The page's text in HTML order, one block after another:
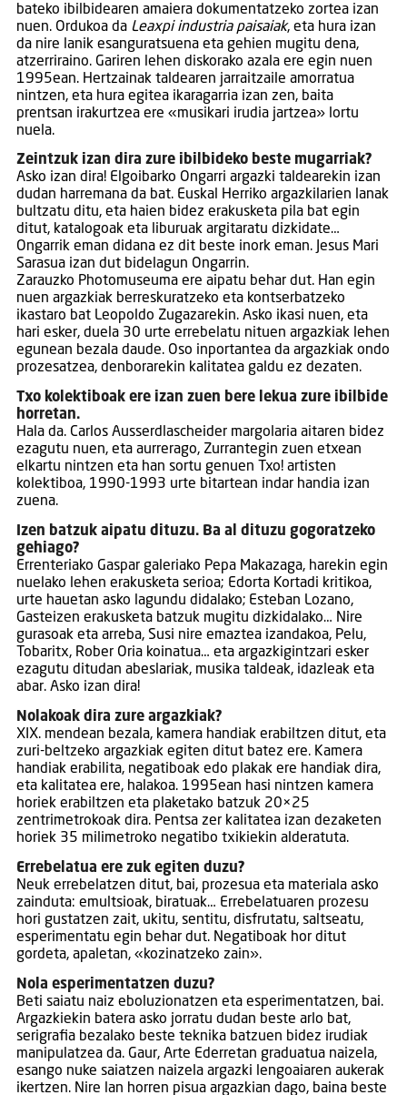
bateko ibilbidearen amaiera dokumentatzeko zortea izan
nuen. Ordukoa da Leaxpi industria paisaiak, eta hura izan
da nire lanik esanguratsuena eta gehien mugitu dena,
atzerriraino. Gariren lehen diskorako azala ere egin nuen
1995ean. Hertzainak taldearen jarraitzaile amorratua
nintzen, eta hura egitea ikaragarria izan zen, baita
prentsan irakurtzea ere «musikari irudia jartzea» lortu
nuela.
Zeintzuk izan dira zure ibilbideko beste mugarriak?
Asko izan dira! Elgoibarko Ongarri argazki taldearekin izan
dudan harremana da bat. Euskal Herriko argazkilarien lanak
bultzatu ditu, eta haien bidez erakusketa pila bat egin
ditut, katalogoak eta liburuak argitaratu dizkidate…
Ongarrik eman didana ez dit beste inork eman. Jesus Mari
Sarasua izan dut bidelagun Ongarrin.
Zarauzko Photomuseuma ere aipatu behar dut. Han egin
nuen argazkiak berreskuratzeko eta kontserbatzeko
ikastaro bat Leopoldo Zugazarekin. Asko ikasi nuen, eta
hari esker, duela 30 urte errebelatu nituen argazkiak lehen
egunean bezala daude. Oso inportantea da argazkiak ondo
prozesatzea, denborarekin kalitatea galdu ez dezaten.
Txo kolektiboak ere izan zuen bere lekua zure ibilbide
horretan.
Hala da. Carlos Ausserdlascheider margolaria aitaren bidez
ezagutu nuen, eta aurrerago, Zurrantegin zuen etxean
elkartu nintzen eta han sortu genuen Txo! artisten
kolektiboa, 1990-1993 urte bitartean indar handia izan
zuena.
Izen batzuk aipatu dituzu. Ba al dituzu gogoratzeko
gehiago?
Errenteriako Gaspar galeriako Pepa Makazaga, harekin egin
nuelako lehen erakusketa serioa; Edorta Kortadi kritikoa,
urte hauetan asko lagundu didalako; Esteban Lozano,
Gasteizen erakusketa batzuk mugitu dizkidalako… Nire
gurasoak eta arreba, Susi nire emaztea izandakoa, Pelu,
Tobaritx, Rober Oria koinatua… eta argazkigintzari esker
ezagutu ditudan abeslariak, musika taldeak, idazleak eta
abar. Asko izan dira!
Nolakoak dira zure argazkiak?
XIX. mendean bezala, kamera handiak erabiltzen ditut, eta
zuri-beltzeko argazkiak egiten ditut batez ere. Kamera
handiak erabilita, negatiboak edo plakak ere handiak dira,
eta kalitatea ere, halakoa. 1995ean hasi nintzen kamera
horiek erabiltzen eta plaketako batzuk 20×25
zentrimetrokoak dira. Pentsa zer kalitatea izan dezaketen
horiek 35 milimetroko negatibo txikiekin alderatuta.
Errebelatua ere zuk egiten duzu?
Neuk errebelatzen ditut, bai, prozesua eta materiala asko
zainduta: emultsioak, biratuak… Errebelatuaren prozesu
hori gustatzen zait, ukitu, sentitu, disfrutatu, saltseatu,
esperimentatu egin behar dut. Negatiboak hor ditut
gordeta, apaletan, «kozinatzeko zain».
Nola esperimentatzen duzu?
Beti saiatu naiz eboluzionatzen eta esperimentatzen, bai.
Argazkiekin batera asko jorratu dudan beste arlo bat,
serigrafia bezalako beste teknika batzuen bidez irudiak
manipulatzea da. Gaur, Arte Ederretan graduatua naizela,
esango nuke saiatzen naizela argazki lengoaiaren aukerak
ikertzen. Nire lan horren pisua argazkian dago, baina beste